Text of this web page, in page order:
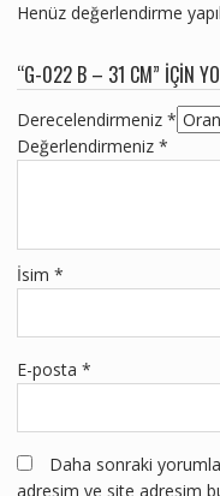
Henüz değerlendirme
“G-022 B – 31 CM” IÇIN
Derecelendirmeniz *
Değerlendirmeniz *
İsim *
E-posta *
Daha sonraki
adresim ve site adresim